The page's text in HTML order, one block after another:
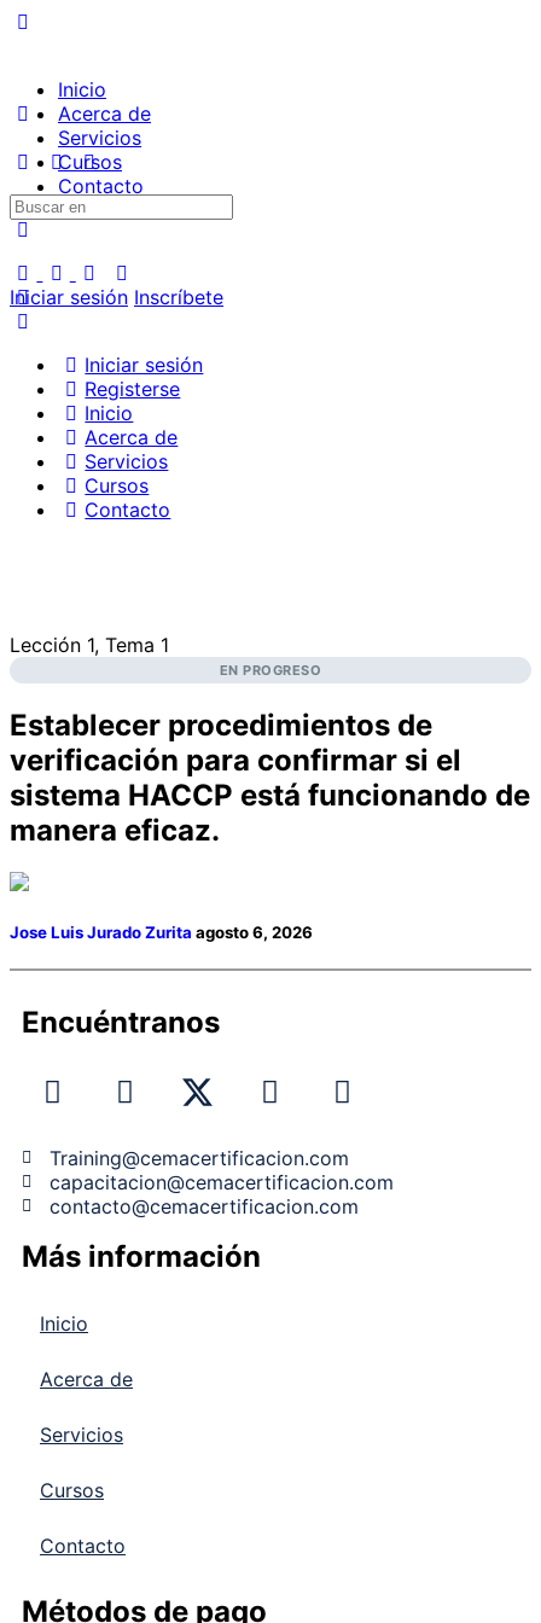
Inicio
Acerca de
Servicios
Cursos
Contacto
Iniciar sesión Inscríbete
Iniciar sesión
Registerse
Inicio
Acerca de
Servicios
Cursos
Contacto
Lección 1, Tema 1
EN PROGRESO
Establecer procedimientos de
verificación para confirmar si el
sistema HACCP está funcionando de
manera eficaz.
Jose Luis Jurado Zurita agosto 6, 2026
Encuéntranos
Training@cemacertificacion.com
capacitacion@cemacertificacion.com
contacto@cemacertificacion.com
Más información
Inicio
Acerca de
Servicios
Cursos
Contacto
Métodos de pago